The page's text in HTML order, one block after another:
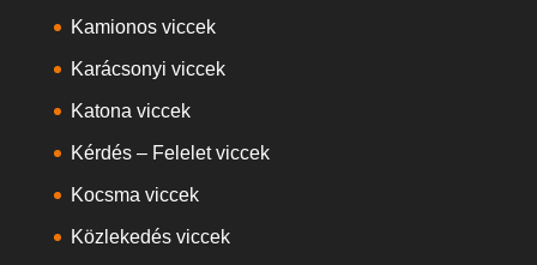
Kamionos viccek
Karácsonyi viccek
Katona viccek
Kérdés – Felelet viccek
Kocsma viccek
Közlekedés viccek